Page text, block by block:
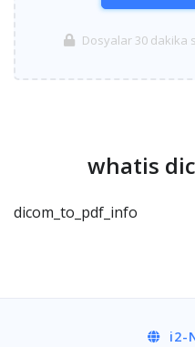
Dosyalar 30 dakika
whatis
dicom_to_pdf_info
i2-